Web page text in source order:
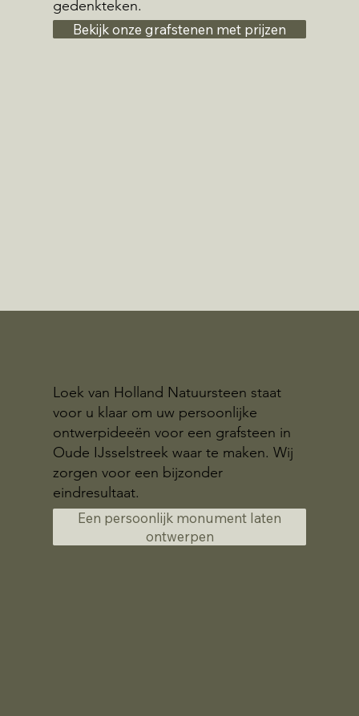
gedenkteken.
Bekijk onze grafstenen met prijzen
Loek van Holland Natuursteen staat
voor u klaar om uw persoonlijke
ontwerpideeën voor een grafsteen in
Oude IJsselstreek waar te maken. Wij
zorgen voor een bijzonder
eindresultaat.
Een persoonlijk monument laten
ontwerpen